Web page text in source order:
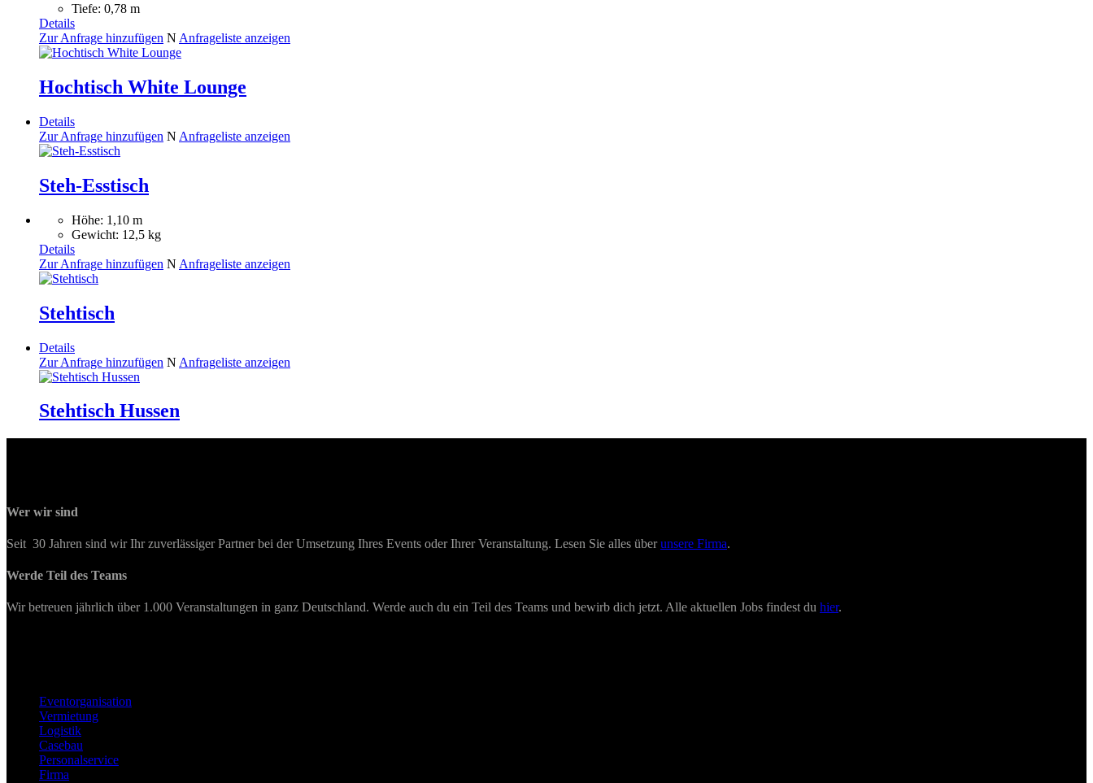
Tiefe: 0,78 m
Details
Zur Anfrage hinzufügen N Anfrageliste anzeigen
Hochtisch White Lounge
Details
Zur Anfrage hinzufügen N Anfrageliste anzeigen
Steh-Esstisch
Höhe: 1,10 m
Gewicht: 12,5 kg
Details
Zur Anfrage hinzufügen N Anfrageliste anzeigen
Stehtisch
Details
Zur Anfrage hinzufügen N Anfrageliste anzeigen
Stehtisch Hussen
Wer wir sind
Seit 30 Jahren sind wir Ihr zuverlässiger Partner bei der Umsetzung Ihres Events oder Ihrer Veranstaltung. Lesen Sie alles überunsere Firma.
Werde Teil des Teams
Wir betreuen jährlich über 1.000 Veranstaltungen in ganz Deutschland. Werde auch du ein Teil des Teams und bewirb dich jetzt. Alle aktuellen Jobs findest du hier.
Eventorganisation
Vermietung
Logistik
Casebau
Personalservice
Firma